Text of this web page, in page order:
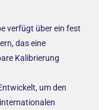
verfügt über ein fest
das eine
Kalibrierung
um den